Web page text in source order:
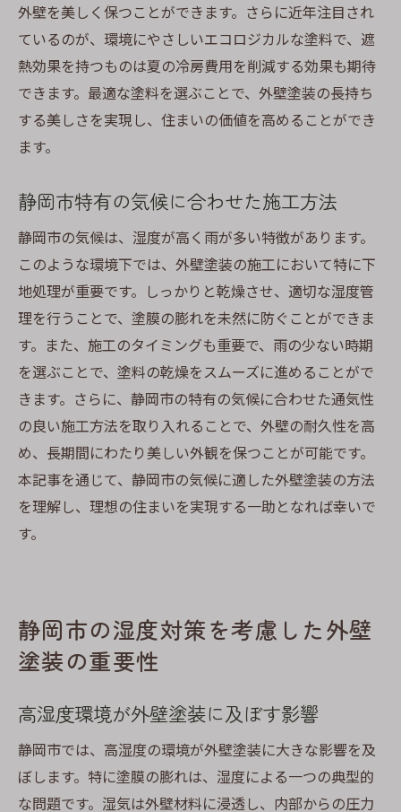
外壁を美しく保つことができます。さらに近年注目され
ているのが、環境にやさしいエコロジカルな塗料で、遮
熱効果を持つものは夏の冷房費用を削減する効果も期待
できます。最適な塗料を選ぶことで、外壁塗装の長持ち
する美しさを実現し、住まいの価値を高めることができ
ます。
静岡市特有の気候に合わせた施工方法
静岡市の気候は、湿度が高く雨が多い特徴があります。
このような環境下では、外壁塗装の施工において特に下
地処理が重要です。しっかりと乾燥させ、適切な湿度管
理を行うことで、塗膜の膨れを未然に防ぐことができま
す。また、施工のタイミングも重要で、雨の少ない時期
を選ぶことで、塗料の乾燥をスムーズに進めることがで
きます。さらに、静岡市の特有の気候に合わせた通気性
の良い施工方法を取り入れることで、外壁の耐久性を高
め、長期間にわたり美しい外観を保つことが可能です。
本記事を通じて、静岡市の気候に適した外壁塗装の方法
を理解し、理想の住まいを実現する一助となれば幸いで
す。
静岡市の湿度対策を考慮した外壁
塗装の重要性
高湿度環境が外壁塗装に及ぼす影響
静岡市では、高湿度の環境が外壁塗装に大きな影響を及
ぼします。特に塗膜の膨れは、湿度による一つの典型的
な問題です。湿気は外壁材料に浸透し、内部からの圧力